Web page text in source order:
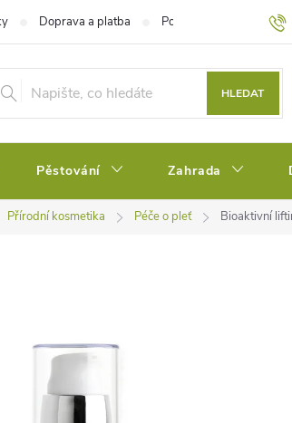
Doprava a platba Podmínky ochrany
HLEDAT
Pěstování Zahrada
Přírodní kosmetika Péče o pleť Bioaktivní